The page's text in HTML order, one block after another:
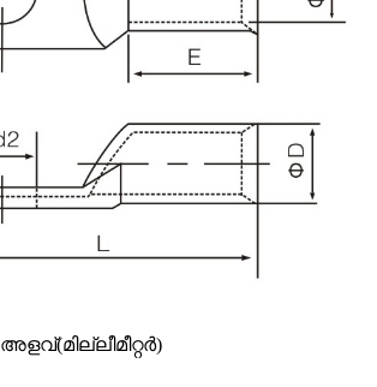
അളവ്(മില്ലീമീറ്റർ)